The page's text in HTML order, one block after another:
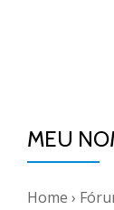
MEU
Home ›